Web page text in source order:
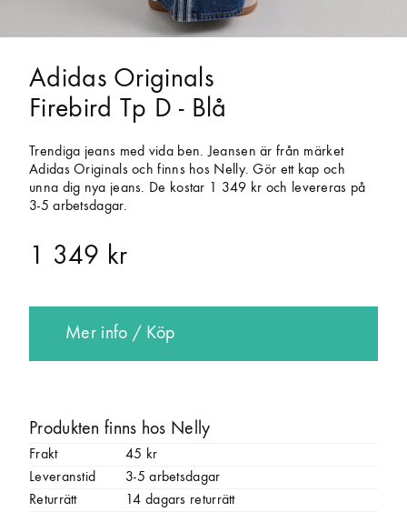
Adidas Originals
Firebird Tp D - Blå
Trendiga jeans med vida ben. Jeansen är från märket
Adidas Originals och finns hos Nelly. Gör ett kap och
unna dig nya jeans. De kostar 1 349 kr och levereras på
3-5 arbetsdagar.
1 349 kr
Mer info / Köp
Produkten finns hos Nelly
Frakt
45 kr
Leveranstid
3-5 arbetsdagar
Returrätt
14 dagars returrätt